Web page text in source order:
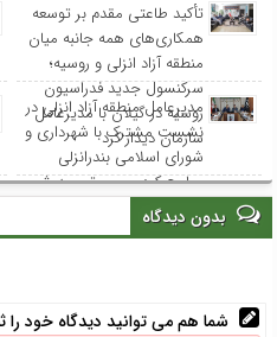
تأکید طاعتی مقدم بر توسعه
همکاری‌های همه جانبه میان
منطقه آزاد انزلی و روسیه؛
سرکنسول جدید فدراسیون
روسیه در گیلان با مدیرعامل
سازمان دیدار کرد
مدیرعامل منطقه آزاد انزلی در
نشست مشترک با شهرداری و
شورای اسلامی بندرانزلی
مطرح کرد: مسیر توسعه شهر
انزلی از هم‌افزایی و مشارکت
همه نهادها می‌گذرد
بدون دیدگاه
شما هم می توانید دیدگاه خود را